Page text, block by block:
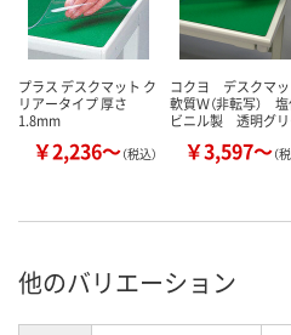
プラス デスクマット ク
リアータイプ 厚さ
1.8mm
￥2,236～（税込）
コクヨ デスクマッ
軟質Ｗ（非転写）
ビニル製 透明グ
￥3,597～（
他のバリエーション